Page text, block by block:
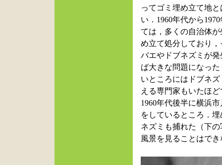
ってゴミ埋め立て地
い．1960年代から
ては，多くの自治体
め立て処分しており
バエやドブネズミが
ば大きな問題になっ
いところにはドブネ
える専門家もいたほ
1960年代後半に横浜
をしているところ．
ネズミも捕れた（下
風景を見ることはで